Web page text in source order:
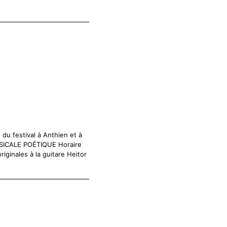
du festival à Anthien et à
POÉTIQUE Horaire
à la guitare Heitor